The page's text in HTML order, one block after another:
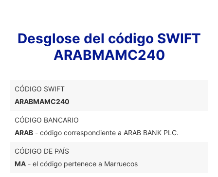
Desglose del código SWIFT
ARABMAMC240
CÓDIGO SWIFT
ARABMAMC240
CÓDIGO BANCARIO
ARAB - código correspondiente a ARAB BANK PLC.
CÓDIGO DE PAÍS
MA - el código pertenece a Marruecos